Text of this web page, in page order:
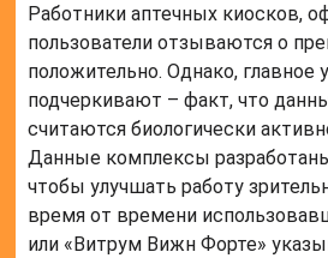
Работники аптечных киосков,
пользователи отзываются о
положительно. Однако, главное
подчеркивают – факт, что
считаются биологически
Данные комплексы
чтобы улучшать работу
время от времени
или «Витрум Вижн Форте»